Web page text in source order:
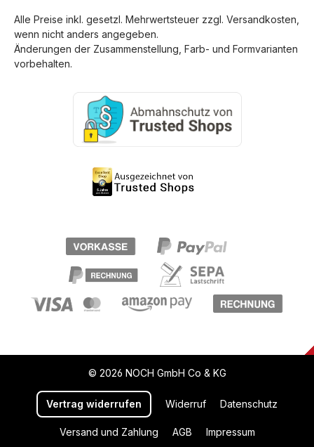
Alle Preise inkl. gesetzl. Mehrwertsteuer zzgl. Versandkosten
wenn nicht anders angegeben.
Änderungen der Zusammenstellung, Farb- und Formvarianten
vorbehalten.
© 2026 NOCH GmbH Co & KG
Vertrag widerrufen Widerruf Datenschutz
Versand und Zahlung AGB Impressum